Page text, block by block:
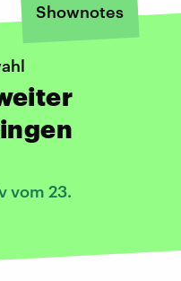
Shownotes
vom 23.